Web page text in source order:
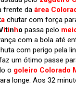
frente da área
a chutar com força
itinho passa pelo
com a bola até
com perigo pela
um ótimo passe
o goleiro Colorado
longe. Aos 32